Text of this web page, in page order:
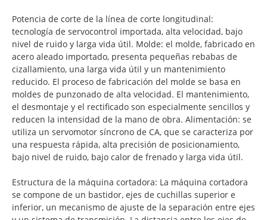
Potencia de corte de la línea de corte longitudinal:
tecnología de servocontrol importada, alta velocidad, bajo
nivel de ruido y larga vida útil. Molde: el molde, fabricado en
acero aleado importado, presenta pequeñas rebabas de
cizallamiento, una larga vida útil y un mantenimiento
reducido. El proceso de fabricación del molde se basa en
moldes de punzonado de alta velocidad. El mantenimiento,
el desmontaje y el rectificado son especialmente sencillos y
reducen la intensidad de la mano de obra. Alimentación: se
utiliza un servomotor síncrono de CA, que se caracteriza por
una respuesta rápida, alta precisión de posicionamiento,
bajo nivel de ruido, bajo calor de frenado y larga vida útil.
Estructura de la máquina cortadora: La máquina cortadora
se compone de un bastidor, ejes de cuchillas superior e
inferior, un mecanismo de ajuste de la separación entre ejes